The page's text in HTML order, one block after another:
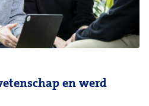
en werd